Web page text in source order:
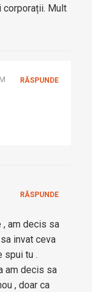
corporații. Mult
RĂSPUNDE
, am decis sa
invat ceva
spui tu .
am decis sa
, doar ca
RĂSPUNDE